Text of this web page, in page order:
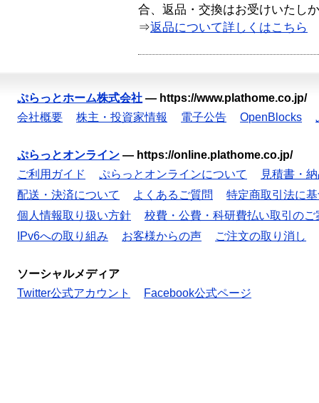
合、返品・交換はお受けいたし
⇒返品について詳しくはこちら
ぷらっとホーム株式会社 — https://www.plathome.co.jp/
会社概要
株主・投資家情報 電子公告 OpenBlocks
ぷらっとオンライン — https://online.plathome.co.jp/
ご利用ガイド
ぷらっとオンラインについて
見積書・
配送・決済について
よくあるご質問
特定商取引法に
個人情報取り扱い方針
校費・公費・科研費払い取引のご
IPv6への取り組み
お客様からの声 ご注文の取り消し
ソーシャルメディア
Twitter公式アカウント
Facebook公式ページ